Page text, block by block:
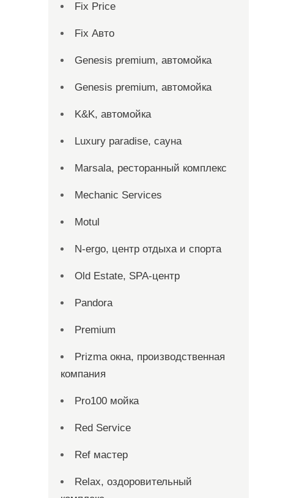
Fix Price
Fix Авто
Genesis premium, автомойка
Genesis premium, автомойка
K&K, автомойка
Luxury paradise, сауна
Marsala, ресторанный комплекс
Mechanic Services
Motul
N-ergo, центр отдыха и спорта
Old Estate, SPA-центр
Pandora
Premium
Prizma окна, производственная
компания
Pro100 мойка
Red Service
Ref мастер
Relax, оздоровительный